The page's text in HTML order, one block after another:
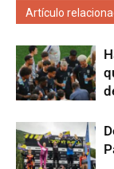
Artículo